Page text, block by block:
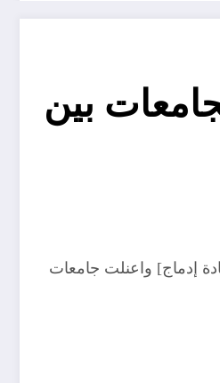
بين
الجامعة، أو تغيير الكلية أو الانتقال من ولاية إلى اخرى باكالوريا قبل 2022 [تحويل و إعادة إدماج] واعنلت جامعات